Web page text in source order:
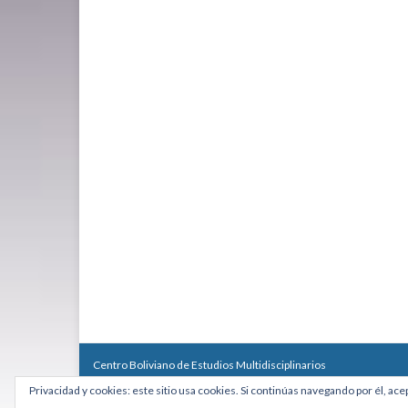
Centro Boliviano de Estudios Multidisciplinarios
Calle Macario Pinilla # 2588 esq. Av. Arce, Edificio Arcadia,
Teléfono: +591 2431818 - Celular: +591 73027636
Privacidad y cookies: este sitio usa cookies. Si continúas navegando por él,